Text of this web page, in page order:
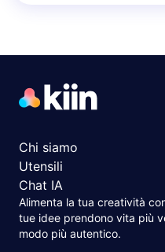
Chi siamo
Utensili
Chat IA
Alimenta la tua creatività
tue idee prendono vita più
modo più autentico.